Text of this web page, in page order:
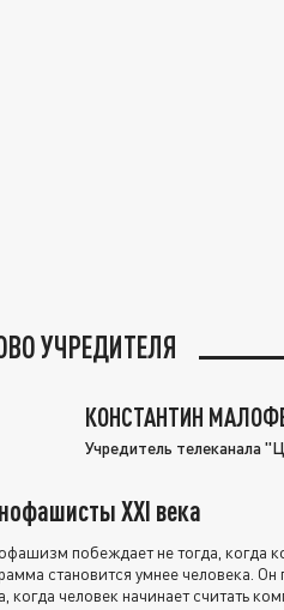
УЧРЕДИТЕЛЯ
КОНСТАНТИН
Учредитель телеканала
XXI века
побеждает не тогда, когда
становится умнее человека.
когда человек начинает считать